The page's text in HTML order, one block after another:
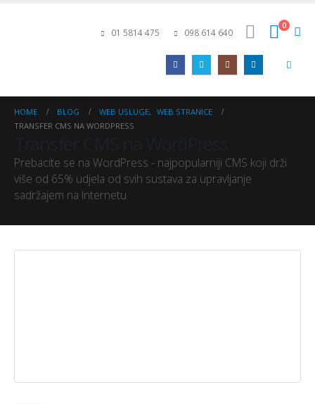
01 5814 475 098 614 640
0
HOME BLOG WEB USLUGE, WEB STRANICE
TRANSFER CMS NA WORDPRESS
Prebacite se na WordPress - najpopularniji CMS koji drži
više od 65% udjela od svih sustava za upravljanje
sadržajem na Internetu